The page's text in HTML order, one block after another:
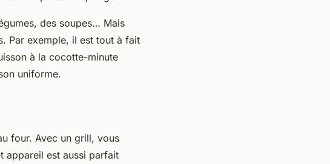
des soupes… Mais
Par exemple, il est tout à fait
à la cocotte-minute
uniforme.
four. Avec un grill, vous
appareil est aussi parfait